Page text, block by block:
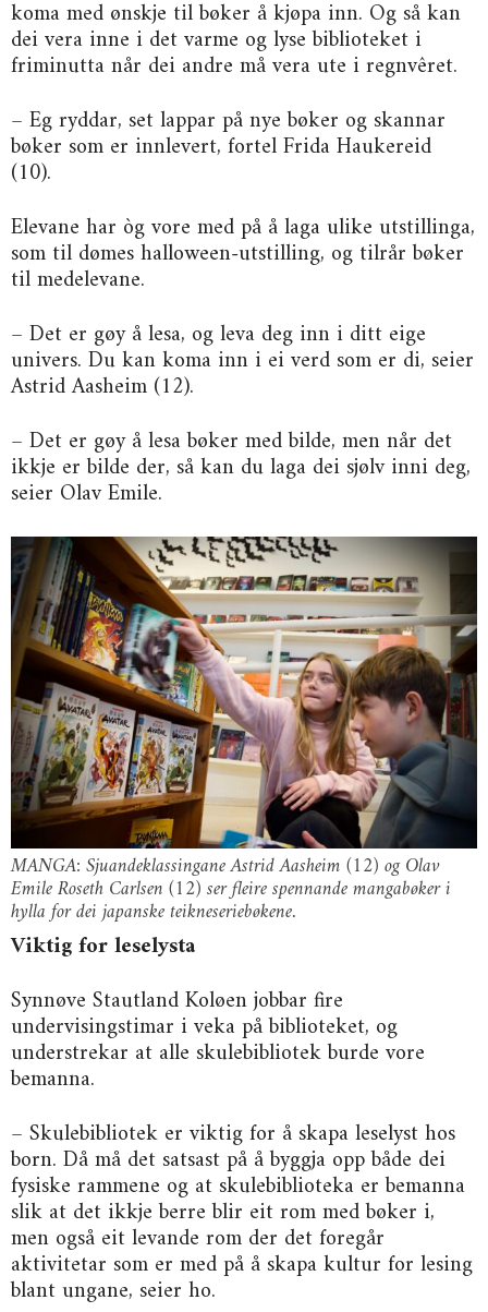
koma med ønskje til bøker å kjøpa inn. Og så kan
dei vera inne i det varme og lyse biblioteket i
friminutta når dei andre må vera ute i regnvêret.
– Eg ryddar, set lappar på nye bøker og skannar
bøker som er innlevert, fortel Frida Haukereid
(10).
Elevane har òg vore med på å laga ulike utstillinga,
som til dømes halloween-utstilling, og tilrår bøker
til medelevane.
– Det er gøy å lesa, og leva deg inn i ditt eige
univers. Du kan koma inn i ei verd som er di, seier
Astrid Aasheim (12).
– Det er gøy å lesa bøker med bilde, men når det
ikkje er bilde der, så kan du laga dei sjølv inni deg,
seier Olav Emile.
MANGA: Sjuandeklassingane Astrid Aasheim (12) og Olav
Emile Roseth Carlsen (12) ser fleire spennande mangabøker i
hylla for dei japanske teikneseriebøkene.
Viktig for leselysta
Synnøve Stautland Koløen jobbar fire
undervisingstimar i veka på biblioteket, og
understrekar at alle skulebibliotek burde vore
bemanna.
– Skulebibliotek er viktig for å skapa leselyst hos
born. Då må det satsast på å byggja opp både dei
fysiske rammene og at skulebiblioteka er bemanna
slik at det ikkje berre blir eit rom med bøker i,
men også eit levande rom der det foregår
aktivitetar som er med på å skapa kultur for lesing
blant ungane, seier ho.